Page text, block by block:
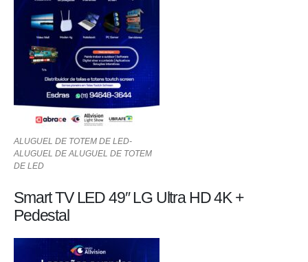
ALUGUEL DE TOTEM DE LED-
ALUGUEL DE ALUGUEL DE TOTEM
DE LED
Smart TV LED 49″ LG Ultra HD 4K +
Pedestal